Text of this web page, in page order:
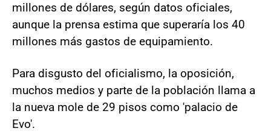
millones de dólares, según datos oficiales,
aunque la prensa estima que superaría los 40
millones más gastos de equipamiento.
Para disgusto del oficialismo, la oposición,
muchos medios y parte de la población llama a
la nueva mole de 29 pisos como 'palacio de
Evo'.